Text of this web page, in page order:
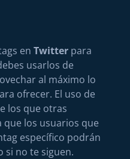
en Twitter para
usarlos de
al máximo lo
ofrecer. El uso de
los que otras
los usuarios que
específico podrán
si no te siguen.